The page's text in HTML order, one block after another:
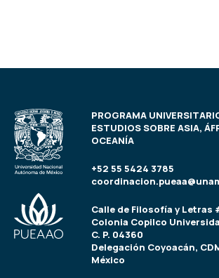
PROGRAMA
ESTUDIOS SOBRE ASIA,
OCEANÍA
+52 55 5424 3785
Calle de Filosofía y Letras
Colonia Copilco
C. P. 04360
Delegación Coyoacán,
México